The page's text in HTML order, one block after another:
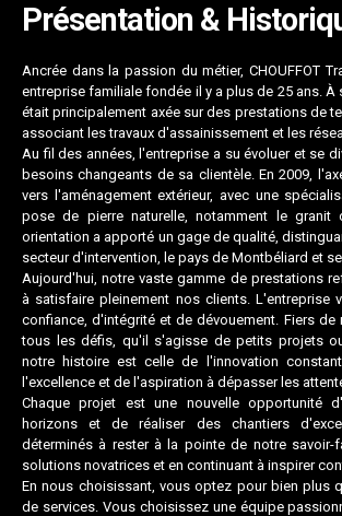
Présentation &
Ancrée dans la passion du métier, CHOUFFOT
entreprise familiale fondée il y a plus de 25 ans.
était principalement axée sur des prestations de
associant les travaux d'assainissement et les
Au fil des années, l'entreprise a su évoluer et se
besoins changeants de sa clientèle. En 2009,
vers l'aménagement extérieur, avec une
pose de pierre naturelle, notamment le granit
orientation a apporté un gage de qualité,
secteur d'intervention, le pays de Montbéliard et
Aujourd'hui, notre vaste gamme de prestations
à satisfaire pleinement nos clients. L'entreprise
confiance, d'intégrité et de dévouement. Fiers de
tous les défis, qu'il s'agisse de petits projets
notre histoire est celle de l'innovation
l'excellence et de l'aspiration à dépasser les
Chaque projet est une nouvelle opportunité
horizons et de réaliser des chantiers
déterminés à rester à la pointe de notre savoir-
solutions novatrices et en continuant à inspirer
En nous choisissant, vous optez pour bien plus
de services. Vous choisissez une équipe